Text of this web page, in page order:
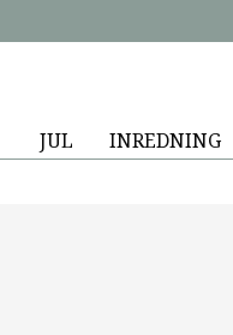
JUL INREDNING